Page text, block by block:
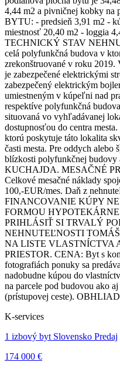
4,44 m2 a pivničnej kobky na
BYTU: - predsieň 3,91 m2 -
miestnosť 20,40 m2 - loggia
TECHNICKÝ STAV
celá polyfunkčná budova v
zrekonštruované v roku
je zabezpečené elektrickými
zabezpečený elektrickým
umiestneným v kúpeľni nad
respektíve polyfunkčná
situovaná vo vyhľadávanej
dostupnosťou do centra
ktorú poskytuje táto lokalita
časti mesta. Pre oddych alebo
blízkosti polyfunkčnej budovy
KUCHAJDA. MESAČNÉ
Celkové mesačné náklady
100,-EUR/mes. Daň z
FINANCOVANIE KÚPY
FORMOU
PRIHLÁSIŤ SI TRVALÝ
NEHNUTEĽNOSTI
NA LISTE VLASTNÍCTVA
PRIESTOR. CENA: Byt s
fotografiách ponuky sa
nadobudne kúpou do
na parcele pod budovou ako
(prístupovej ceste).
K-services
1 izbový byt Slovensko Predaj
174 000 €